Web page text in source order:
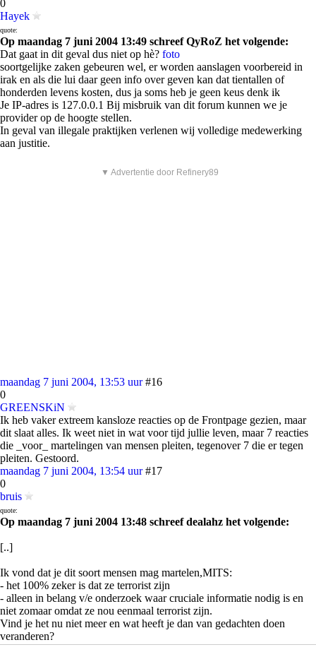
0
Hayek
quote:
Op maandag 7 juni 2004 13:49 schreef QyRoZ het volgende:
Dat gaat in dit geval dus niet op hè? foto
soortgelijke zaken gebeuren wel, er worden aanslagen voorbereid in
irak en als die lui daar geen info over geven kan dat tientallen of
honderden levens kosten, dus ja soms heb je geen keus denk ik
Je IP-adres is 127.0.0.1 Bij misbruik van dit forum kunnen we je
provider op de hoogte stellen.
In geval van illegale praktijken verlenen wij volledige medewerking
aan justitie.
▼ Advertentie door Refinery89
maandag 7 juni 2004, 13:53 uur #16
0
GREENSKiN
Ik heb vaker extreem kansloze reacties op de Frontpage gezien, maar
dit slaat alles. Ik weet niet in wat voor tijd jullie leven, maar 7 reacties
die _voor_ martelingen van mensen pleiten, tegenover 7 die er tegen
pleiten. Gestoord.
maandag 7 juni 2004, 13:54 uur #17
0
bruis
quote:
Op maandag 7 juni 2004 13:48 schreef dealahz het volgende:
[..]
Ik vond dat je dit soort mensen mag martelen,MITS:
- het 100% zeker is dat ze terrorist zijn
- alleen in belang v/e onderzoek waar cruciale informatie nodig is en
niet zomaar omdat ze nou eenmaal terrorist zijn.
Vind je het nu niet meer en wat heeft je dan van gedachten doen
veranderen?
In de rechtspraak (waar dit hele verhaal mi toch een onderdeel van is)